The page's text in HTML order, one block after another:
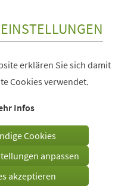
erklären Sie sich damit
Cookies verwendet.
Infos
Cookies
anpassen
akzeptieren